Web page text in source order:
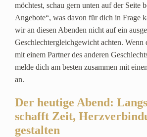
möchtest, schau gern unten auf der Seite
Angebote“, was davon für dich in Frage
wir an diesen Abenden nicht auf ein
Geschlechtergleichgewicht achten. Wenn
mit einem Partner des anderen
melde dich am besten zusammen mit
an.
Der heutige Abend:
schafft Zeit,
gestalten